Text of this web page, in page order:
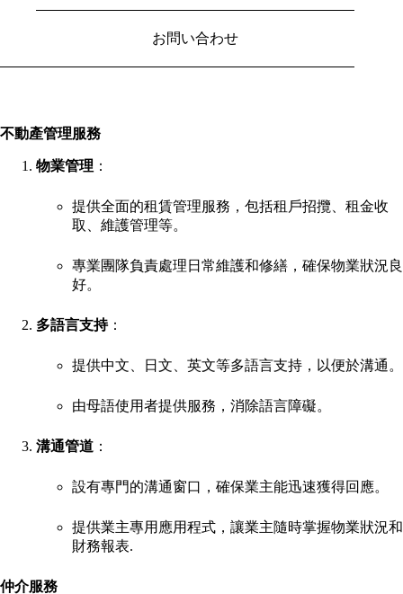
お問い合わせ
不動產管理服務
物業管理 ：
提供全面的租賃管理服務，包括租戶招攬、租金收
取、維護管理等。
專業團隊負責處理日常維護和修繕，確保物業狀況良
好。
多語言支持：
提供中文、日文、英文等多語言支持，以便於溝通。
由母語使用者提供服務，消除語言障礙。
溝通管道 ：
設有專門的溝通窗口，確保業主能迅速獲得回應。
提供業主專用應用程式，讓業主隨時掌握物業狀況和
財務報表.
仲介服務